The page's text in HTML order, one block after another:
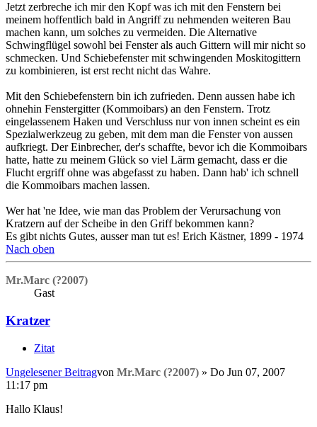
Jetzt zerbreche ich mir den Kopf was ich mit den Fenstern bei
meinem hoffentlich bald in Angriff zu nehmenden weiteren Bau
machen kann, um solches zu vermeiden. Die Alternative
Schwingflügel sowohl bei Fenster als auch Gittern will mir nicht so
schmecken. Und Schiebefenster mit schwingenden Moskitogittern
zu kombinieren, ist erst recht nicht das Wahre.
Mit den Schiebefenstern bin ich zufrieden. Denn aussen habe ich
ohnehin Fenstergitter (Kommoibars) an den Fenstern. Trotz
eingelassenem Haken und Verschluss nur von innen scheint es ein
Spezialwerkzeug zu geben, mit dem man die Fenster von aussen
aufkriegt. Der Einbrecher, der's schaffte, bevor ich die Kommoibars
hatte, hatte zu meinem Glück so viel Lärm gemacht, dass er die
Flucht ergriff ohne was abgefasst zu haben. Dann hab' ich schnell
die Kommoibars machen lassen.
Wer hat 'ne Idee, wie man das Problem der Verursachung von
Kratzern auf der Scheibe in den Griff bekommen kann?
Es gibt nichts Gutes, ausser man tut es! Erich Kästner, 1899 - 1974
Nach oben
Mr.Marc (?2007)
Gast
Kratzer
Zitat
Ungelesener Beitragvon Mr.Marc (?2007) » Do Jun 07, 2007
11:17 pm
Hallo Klaus!